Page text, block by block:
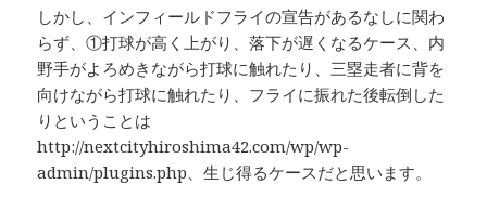
しかし、インフィールドフライの宣告があるなしに関わ
らず、①打球が高く上がり、落下が遅くなるケース、内
野手がよろめきながら打球に触れたり、三塁走者に背を
向けながら打球に触れたり、フライに振れた後転倒した
りということは
http://nextcityhiroshima42.com/wp/wp-
admin/plugins.php、生じ得るケースだと思います。